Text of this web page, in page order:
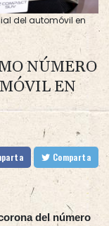
del automóvil en
NÚMERO
EN
Comparta
del número